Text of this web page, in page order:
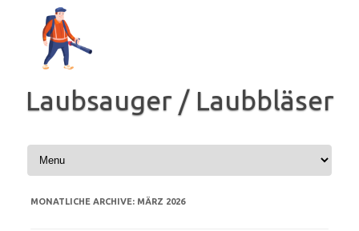
Inhalt
springen
Laubsauger / Laubbläser
MONATLICHE ARCHIVE: MÄRZ 2026